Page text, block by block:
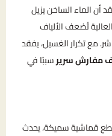
أن الماء الساخن يزيل
تُضعف الألياف
مع تكرار الغسيل، يفقد
مفارش سريرسببًا في
قماشية سميكة، يحدث